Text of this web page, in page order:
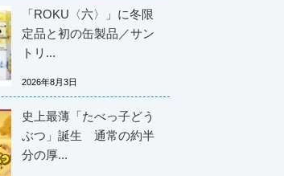
「ROKU〈六〉」に冬限
定品と初の缶製品／サン
トリ...
2026年8月3日
史上最薄「たべっ子どう
ぶつ」誕生 通常の約半
分の厚...